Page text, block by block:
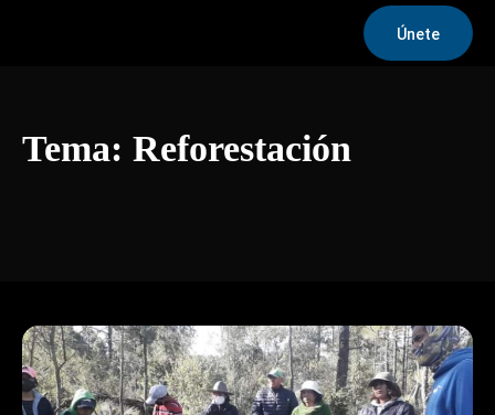
Únete
Tema: Reforestación